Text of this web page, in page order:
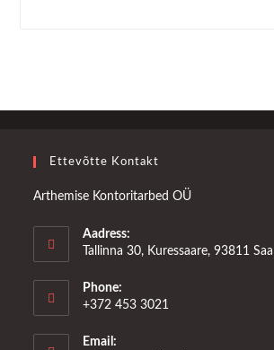
Ettevõtte Kontakt
Arthemise Kontoritarbed OÜ
Aadress:
Tallinna 30, Kuressaare, 93811
Phone:
+372 453 3021
Email: